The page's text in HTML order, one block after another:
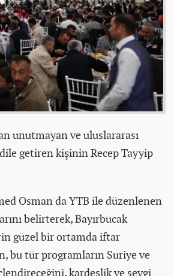
unutmayan ve uluslararası
getiren kişinin Recep Tayyip
Osman da YTB ile düzenlenen
belirterek, Bayırbucak
güzel bir ortamda iftar
bu tür programların Suriye ve
kardeşlik ve sevgi